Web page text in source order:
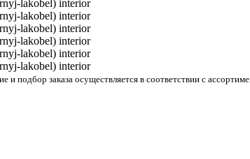
подбор заказа осуществляется в соответствии с